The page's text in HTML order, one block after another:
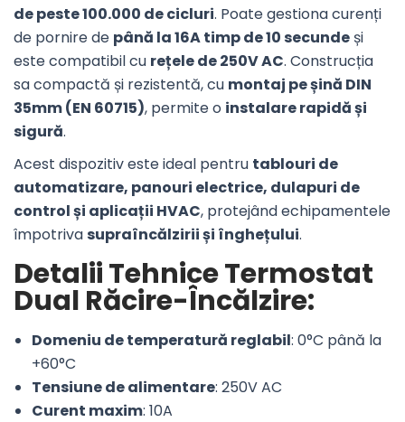
de peste 100.000 de cicluri. Poate gestiona curenți
de pornire de până la 16A timp de 10 secunde și
este compatibil cu rețele de 250V AC. Construcția
sa compactă și rezistentă, cu montaj pe șină DIN
35mm (EN 60715), permite o instalare rapidă și
sigură.
Acest dispozitiv este ideal pentru tablouri de
automatizare, panouri electrice, dulapuri de
control și aplicații HVAC, protejând echipamentele
împotrivasupraîncălzirii și înghețului.
Detalii Tehnice Termostat
Dual Răcire-Încălzire:
Domeniu de temperatură reglabil: 0°C până la
+60°C
Tensiune de alimentare: 250V AC
Curent maxim: 10A